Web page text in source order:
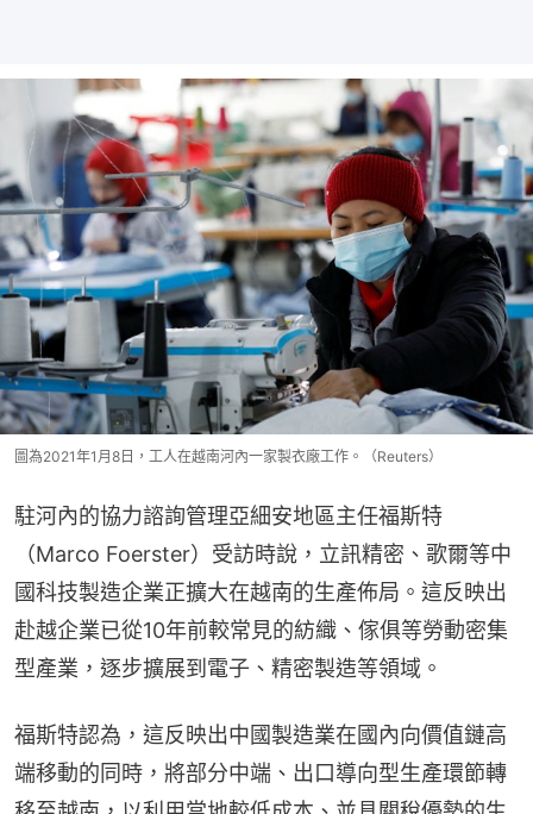
圖為2021年1月8日，工人在越南河內一家製衣廠工作。（Reuters）
駐河內的協力諮詢管理亞細安地區主任福斯特
（Marco Foerster）受訪時說，立訊精密、歌爾等中
國科技製造企業正擴大在越南的生產佈局。這反映出
赴越企業已從10年前較常見的紡織、傢俱等勞動密集
型產業，逐步擴展到電子、精密製造等領域。
福斯特認為，這反映出中國製造業在國內向價值鏈高
端移動的同時，將部分中端、出口導向型生產環節轉